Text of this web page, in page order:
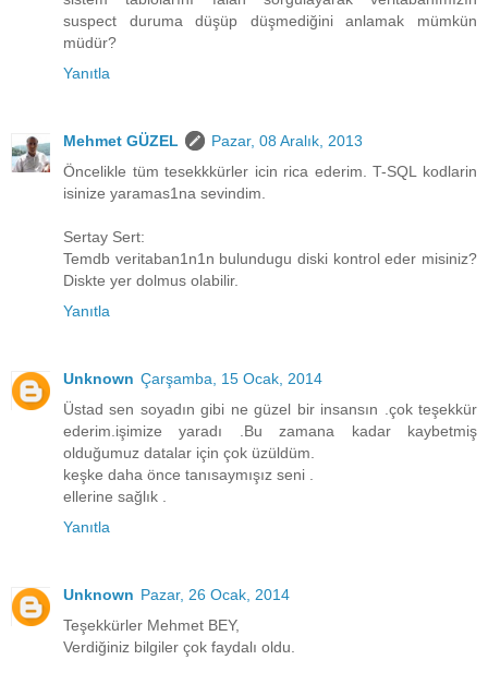
suspect duruma düşüp düşmediğini anlamak mümkün
müdür?
Yanıtla
Mehmet GÜZEL
Pazar, 08 Aralık, 2013
Öncelikle tüm tesekkkürler icin rica ederim. T-SQL kodlarin
isinize yaramas1na sevindim.
Sertay Sert:
Temdb veritaban1n1n bulundugu diski kontrol eder misiniz?
Diskte yer dolmus olabilir.
Yanıtla
Unknown Çarşamba, 15 Ocak, 2014
Üstad sen soyadın gibi ne güzel bir insansın .çok teşekkür
ederim.işimize yaradı .Bu zamana kadar kaybetmiş
olduğumuz datalar için çok üzüldüm.
keşke daha önce tanısaymışız seni .
ellerine sağlık .
Yanıtla
Unknown Pazar, 26 Ocak, 2014
Teşekkürler Mehmet BEY,
Verdiğiniz bilgiler çok faydalı oldu.